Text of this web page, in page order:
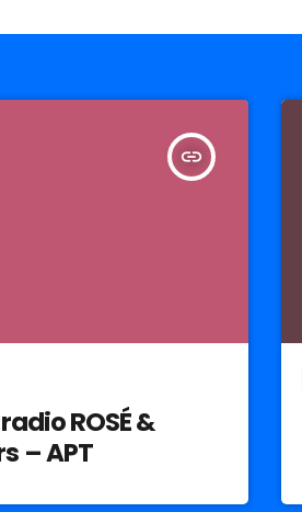
insert_link
ROSÉ &
– APT